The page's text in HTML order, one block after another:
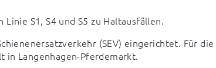
S1, S4 und S5 zu Haltausfällen.
(SEV) eingerichtet. Für
in Langenhagen-Pferdemarkt.